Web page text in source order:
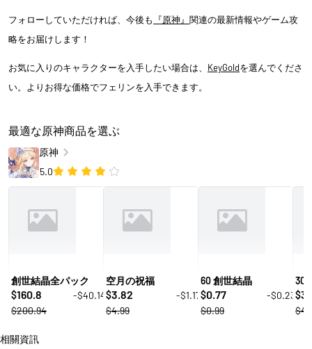
フォローしていただければ、今後も 『原神』 関連の最新情報やゲーム攻
略をお届けします！
お気に入りのキャラクターを入手したい場合は、 KeyGoldを選んでくださ
い。よりお得な価格でフェリンを入手できます。
最適な原神商品を選ぶ
原神
5.0
創世結晶全パック
$160.8
-$40.14
$200.94
空月の祝福
$3.82
-$1.17
$4.99
60 創世結晶
$0.77
-$0.23
$0.99
$
相關資訊